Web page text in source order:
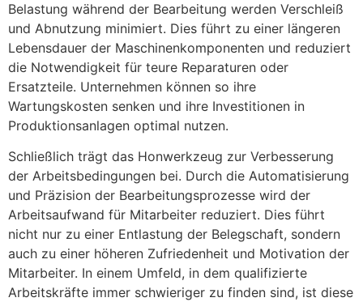
Belastung während der Bearbeitung werden Verschleiß
und Abnutzung minimiert. Dies führt zu einer längeren
Lebensdauer der Maschinenkomponenten und reduziert
die Notwendigkeit für teure Reparaturen oder
Ersatzteile. Unternehmen können so ihre
Wartungskosten senken und ihre Investitionen in
Produktionsanlagen optimal nutzen.
Schließlich trägt das Honwerkzeug zur Verbesserung
der Arbeitsbedingungen bei. Durch die Automatisierung
und Präzision der Bearbeitungsprozesse wird der
Arbeitsaufwand für Mitarbeiter reduziert. Dies führt
nicht nur zu einer Entlastung der Belegschaft, sondern
auch zu einer höheren Zufriedenheit und Motivation der
Mitarbeiter. In einem Umfeld, in dem qualifizierte
Arbeitskräfte immer schwieriger zu finden sind, ist diese